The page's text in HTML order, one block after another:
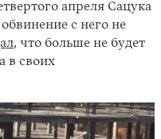
апреля Сацука
с него не
, что больше не будет
в своих